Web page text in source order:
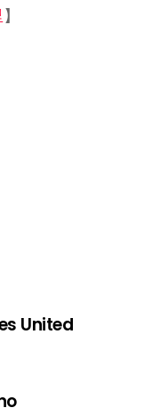
】
United